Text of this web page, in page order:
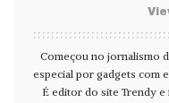
Começou no jornalismo
especial por gadgets com
É editor do site Trendy e